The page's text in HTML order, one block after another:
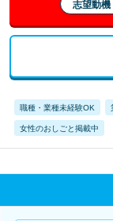
志望動
職種・業種未経験OK
女性のおしごと掲載中